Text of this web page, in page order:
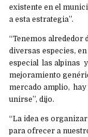
existente en el
a esta estrategia”.
“Tenemos alrededor
diversas especies,
especial las alpinas
mejoramiento
mercado amplio, hay
unirse”, dijo.
“La idea es
para ofrecer a